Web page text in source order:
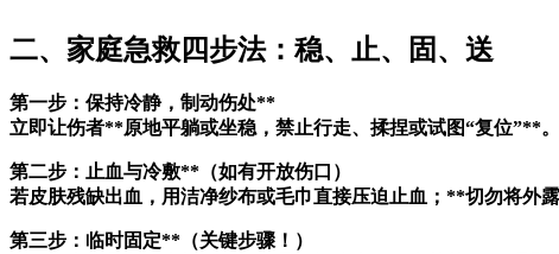
二、家庭急救四步法：稳、止、固、送
第一步：保持冷静，制动伤处**
立即让伤者**原地平躺或坐稳，禁止行走、揉捏或试图“复位”**。
第二步：止血与冷敷**（如有开放伤口）
若皮肤残缺出血，用洁净纱布或毛巾直接压迫止血；**切勿将外
第三步：临时固定**（关键步骤！）